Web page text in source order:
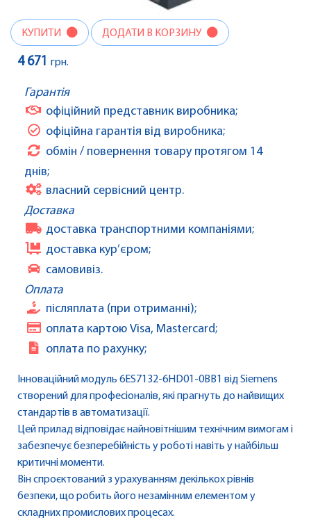
КУПИТИ ДОДАТИ В КОРЗИНУ
4 671 грн.
Гарантія
офіційний представник виробника;
офіційна гарантія від виробника;
обмін / повернення товару протягом 14
днів;
власний сервісний центр.
Доставка
доставка транспортними компаніями;
доставка кур’єром;
самовивіз.
Оплата
післяплата (при отриманні);
оплата картою Visa, Mastercard;
оплата по рахунку;
Інноваційний модуль 6ES7132-6HD01-0BB1 від Siemens
створений для професіоналів, які прагнуть до найвищих
стандартів в автоматизації.
Цей прилад відповідає найновітнішим технічним вимогам і
забезпечує безперебійність у роботі навіть у найбільш
критичні моменти.
Він спроєктований з урахуванням декількох рівнів
безпеки, що робить його незамінним елементом у
складних промислових процесах.